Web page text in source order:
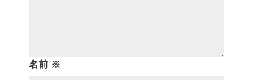
名前 ※